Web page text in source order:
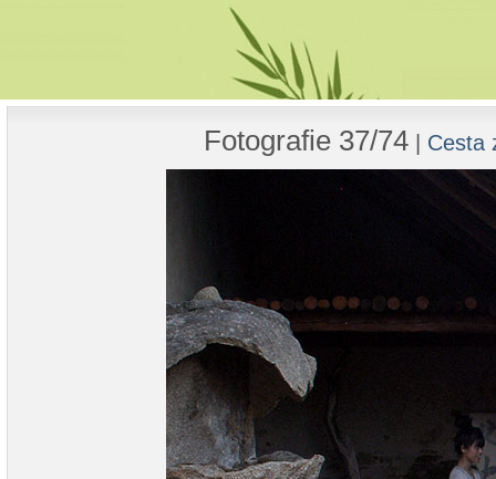
Fotografie 37/74 | Cesta